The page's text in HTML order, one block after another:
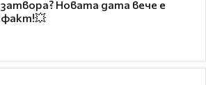
затвора? Новата дата вече е
факт!💥